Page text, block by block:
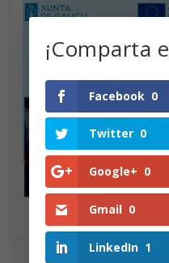
¡Comparta
Facebook 0
Twitter 0
Google+ 0
Gmail 0
LinkedIn 1